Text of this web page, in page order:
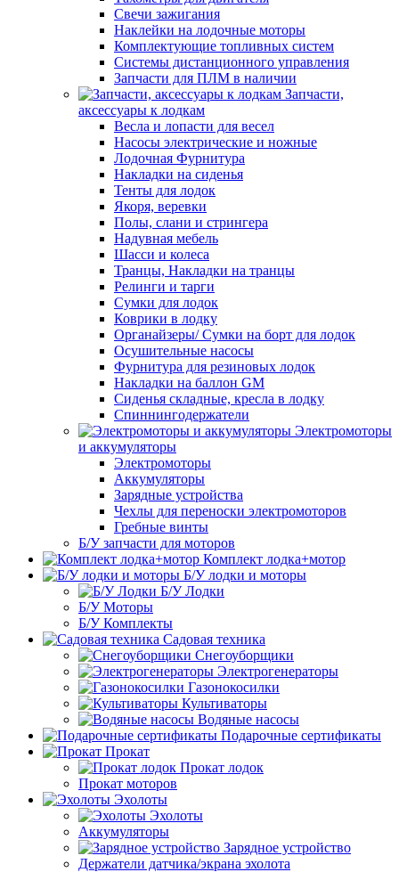
Свечи зажигания
Наклейки на лодочные моторы
Комплектующие топливных систем
Системы дистанционного управления
Запчасти для ПЛМ в наличии
Запчасти,
аксессуары к лодкам
Весла и лопасти для весел
Насосы электрические и ножные
Лодочная Фурнитура
Накладки на сиденья
Тенты для лодок
Якоря, веревки
Полы, слани и стрингера
Надувная мебель
Шасси и колеса
Транцы, Накладки на транцы
Релинги и тарги
Сумки для лодок
Коврики в лодку
Органайзеры/ Сумки на борт для лодок
Осушительные насосы
Фурнитура для резиновых лодок
Накладки на баллон GM
Сиденья складные, кресла в лодку
Спиннингодержатели
Электромоторы
и аккумуляторы
Электромоторы
Аккумуляторы
Зарядные устройства
Чехлы для переноски электромоторов
Гребные винты
Б/У запчасти для моторов
Комплект лодка+мотор
Б/У лодки и моторы
Б/У Лодки
Б/У Моторы
Б/У Комплекты
Садовая техника
Снегоуборщики
Электрогенераторы
Газонокосилки
Культиваторы
Водяные насосы
Подарочные сертификаты
Прокат
Прокат лодок
Прокат моторов
Эхолоты
Эхолоты
Аккумуляторы
Зарядное устройство
Держатели датчика/экрана эхолота